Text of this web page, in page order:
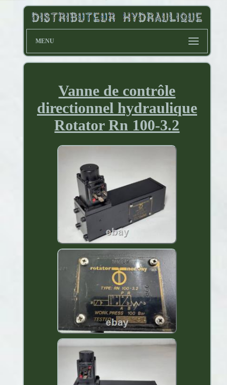
MENU
Vanne de contrôle
directionnel hydraulique
Rotator Rn 100-3.2